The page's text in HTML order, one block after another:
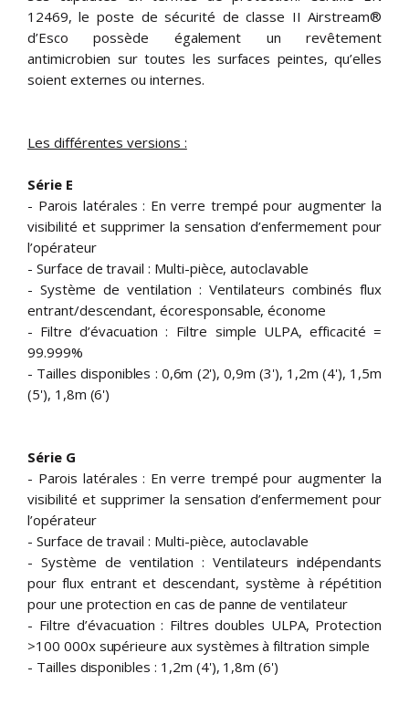
12469, le poste de sécurité de classe II Airstream®
d’Esco possède également un revêtement
antimicrobien sur toutes les surfaces peintes, qu’elles
soient externes ou internes.
Les différentes versions :
Série E
- Parois latérales : En verre trempé pour augmenter la
visibilité et supprimer la sensation d’enfermement pour
l’opérateur
- Surface de travail : Multi-pièce, autoclavable
- Système de ventilation : Ventilateurs combinés flux
entrant/descendant, écoresponsable, économe
- Filtre d’évacuation : Filtre simple ULPA, efficacité =
99.999%
- Tailles disponibles : 0,6m (2'), 0,9m (3'), 1,2m (4'), 1,5m
(5'), 1,8m (6')
Série G
- Parois latérales : En verre trempé pour augmenter la
visibilité et supprimer la sensation d’enfermement pour
l’opérateur
- Surface de travail : Multi-pièce, autoclavable
- Système de ventilation : Ventilateurs indépendants
pour flux entrant et descendant, système à répétition
pour une protection en cas de panne de ventilateur
- Filtre d’évacuation : Filtres doubles ULPA, Protection
>100 000x supérieure aux systèmes à filtration simple
- Tailles disponibles : 1,2m (4'), 1,8m (6')